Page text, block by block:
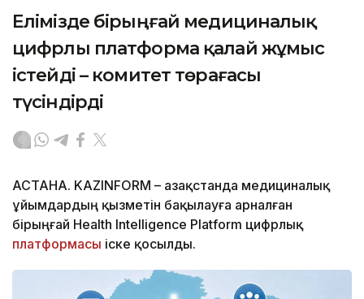
Елімізде бірыңғай медициналық
цифрлы платформа қалай жұмыс
істейді – комитет төрағасы
түсіндірді
АСТАНА. KAZINFORM – Қазақстанда медициналық
ұйымдардың қызметін бақылауға арналған
бірыңғай Health Intelligence Platform цифрлық
платформасы іске қосылды.